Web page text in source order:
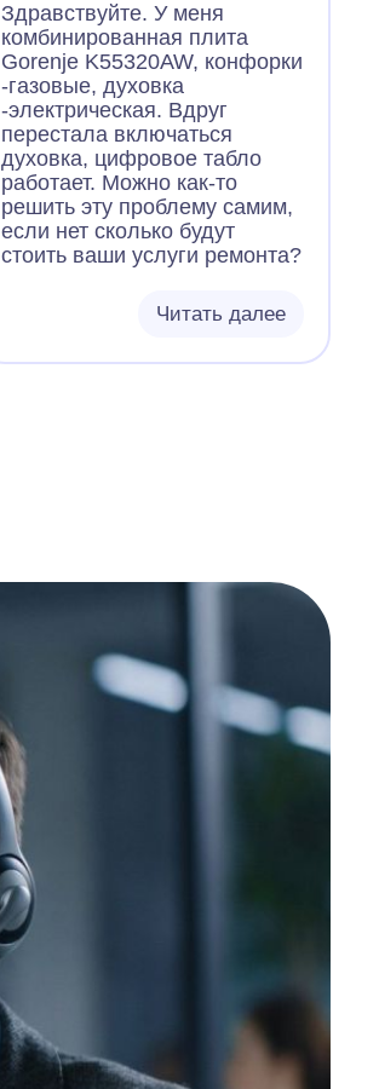
Здравствуйте. У меня
комбинированная плита
Gorenje K55320AW, конфорки
-газовые, духовка
-электрическая. Вдруг
перестала включаться
духовка, цифровое табло
работает. Можно как-то
решить эту проблему самим,
если нет сколько будут
стоить ваши услуги ремонта?
Читать далее